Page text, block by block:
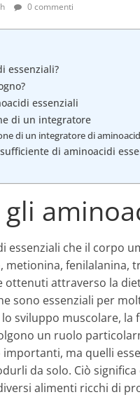
0 commenti
essenziali?
essenziali
di un integratore
di un integratore di
di aminoacidi
essenziali che il corpo
metionina, fenilalanina,
ottenuti attraverso la
sono essenziali per
sviluppo muscolare,
un ruolo
ma quelli
da solo. Ciò
alimenti ricchi di